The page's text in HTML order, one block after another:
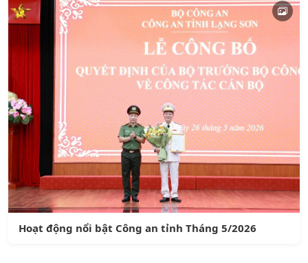
Hoạt động nổi bật Công an tỉnh Tháng 5/2026